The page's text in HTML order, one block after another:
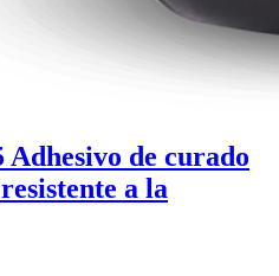
de curado
a la